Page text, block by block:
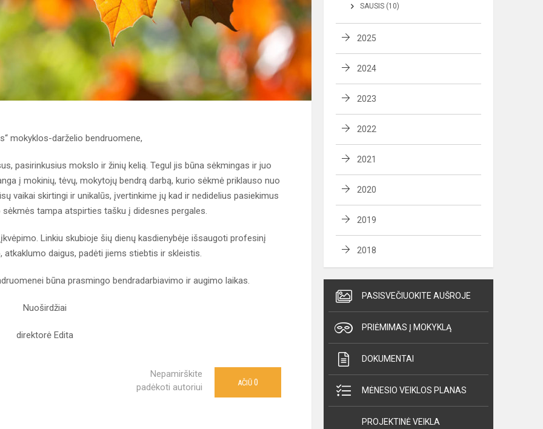
mokyklos-darželio bendruomene,
pasirinkusius mokslo ir žinių kelią. Tegul jis būna sėkmingas ir juo
į mokinių, tėvų, mokytojų bendrą darbą, kurio sėkmė priklauso nuo
vaikai skirtingi ir unikalūs, įvertinkime jų kad ir nedidelius pasiekimus
tampa atspirties tašku į didesnes pergales.
Linkiu skubioje šių dienų kasdienybėje išsaugoti profesinį
daigus, padėti jiems stiebtis ir skleistis.
būna prasmingo bendradarbiavimo ir augimo laikas.
Nuoširdžiai
direktorė Edita
Nepamirškite
padėkoti autoriui
AČIŪ 0
SAUSIS (10)
2025
2024
2023
2022
2021
2020
2019
2018
PASISVEČIUOKITE AUŠROJE
PRIĖMIMAS Į MOKYKLĄ
DOKUMENTAI
MĖNESIO VEIKLOS PLANAS
PROJEKTINĖ VEIKLA